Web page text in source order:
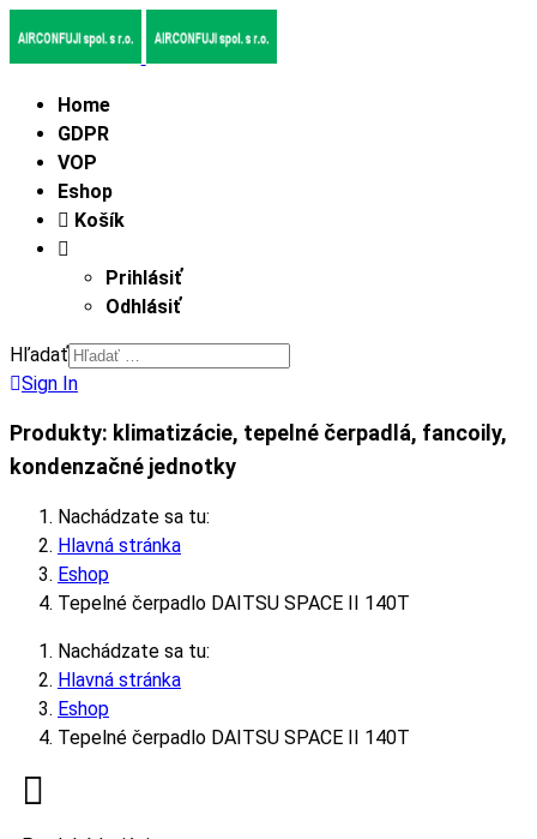
Home
GDPR
VOP
Eshop
Košík
Prihlásiť
Odhlásiť
Hľadať
Sign In
Produkty: klimatizácie, tepelné čerpadlá, fancoily,
kondenzačné jednotky
Nachádzate sa tu:
Hlavná stránka
Eshop
Tepelné čerpadlo DAITSU SPACE II 140T
Nachádzate sa tu:
Hlavná stránka
Eshop
Tepelné čerpadlo DAITSU SPACE II 140T